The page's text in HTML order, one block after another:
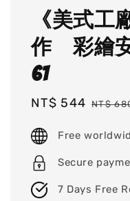
《美式工
作 彩繪
61
Sale
NT$ 544 NT$
Free
Secure
7 Days Free